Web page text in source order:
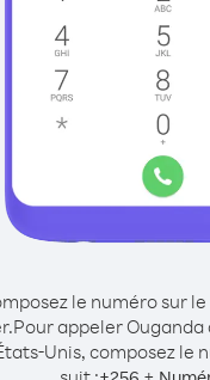
le numéro sur
Pour appeler Ouganda
Unis, composez le